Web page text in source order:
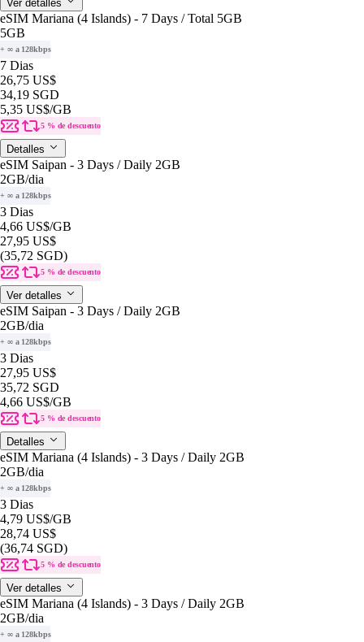
Ver detalles
eSIM Mariana (4 Islands) - 7 Days / Total 5GB
5GB
+ ∞ a 128kbps
7 Dias
26,75 US$
34,19 SGD
5,35 US$/GB
5 % de descuento
Detalles
eSIM Saipan - 3 Days / Daily 2GB
2GB/dia
+ ∞ a 128kbps
3 Dias
4,66 US$/GB
27,95 US$
(35,72 SGD)
5 % de descuento
Ver detalles
eSIM Saipan - 3 Days / Daily 2GB
2GB/dia
+ ∞ a 128kbps
3 Dias
27,95 US$
35,72 SGD
4,66 US$/GB
5 % de descuento
Detalles
eSIM Mariana (4 Islands) - 3 Days / Daily 2GB
2GB/dia
+ ∞ a 128kbps
3 Dias
4,79 US$/GB
28,74 US$
(36,74 SGD)
5 % de descuento
Ver detalles
eSIM Mariana (4 Islands) - 3 Days / Daily 2GB
2GB/dia
+ ∞ a 128kbps